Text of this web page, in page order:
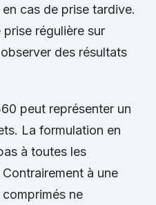
cas de prise tardive.
régulière sur
des résultats
peut représenter un
La formulation en
à toutes les
à une
ne